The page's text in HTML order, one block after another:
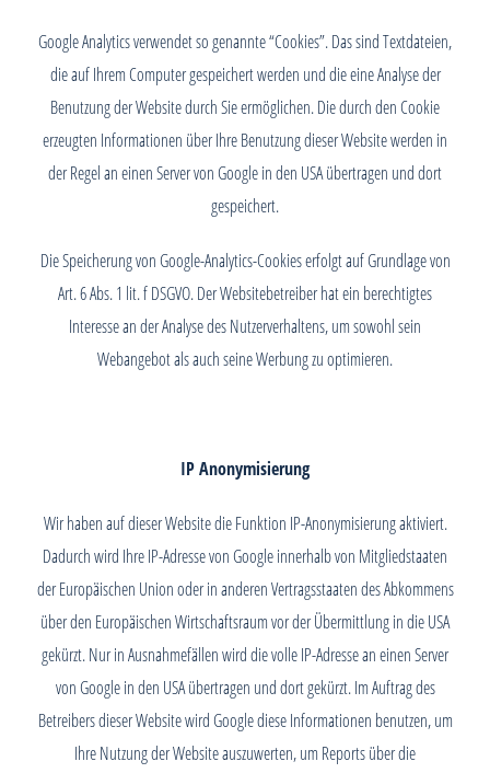
Google Analytics verwendet so genannte “Cookies”. Das sind Textdateien,
die auf Ihrem Computer gespeichert werden und die eine Analyse der
Benutzung der Website durch Sie ermöglichen. Die durch den Cookie
erzeugten Informationen über Ihre Benutzung dieser Website werden in
der Regel an einen Server von Google in den USA übertragen und dort
gespeichert.
Die Speicherung von Google-Analytics-Cookies erfolgt auf Grundlage von
Art. 6 Abs. 1 lit. f DSGVO. Der Websitebetreiber hat ein berechtigtes
Interesse an der Analyse des Nutzerverhaltens, um sowohl sein
Webangebot als auch seine Werbung zu optimieren.
IP Anonymisierung
Wir haben auf dieser Website die Funktion IP-Anonymisierung aktiviert.
Dadurch wird Ihre IP-Adresse von Google innerhalb von Mitgliedstaaten
der Europäischen Union oder in anderen Vertragsstaaten des Abkommens
über den Europäischen Wirtschaftsraum vor der Übermittlung in die USA
gekürzt. Nur in Ausnahmefällen wird die volle IP-Adresse an einen Server
von Google in den USA übertragen und dort gekürzt. Im Auftrag des
Betreibers dieser Website wird Google diese Informationen benutzen, um
Ihre Nutzung der Website auszuwerten, um Reports über die